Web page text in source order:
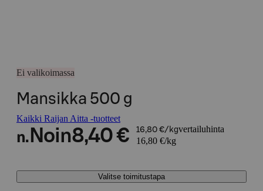
Ei valikoimassa
Mansikka 500 g
Kaikki Raijan Aitta -tuotteet
n. Noin8,40 € 16,80 €/kgvertailuhinta
16,80 €/kg
Valitse toimitustapa